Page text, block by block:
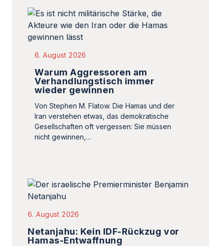
6. August 2026
Warum Aggressoren am
Verhandlungstisch immer
wieder gewinnen
Von Stephen M. Flatow. Die Hamas und der
Iran verstehen etwas, das demokratische
Gesellschaften oft vergessen: Sie müssen
nicht gewinnen,…
6. August 2026
Netanjahu: Kein IDF-Rückzug vor
Hamas-Entwaffnung